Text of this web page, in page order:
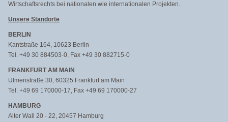
Wirtschaftsrechts bei nationalen wie internationalen Projekten.
Unsere Standorte
BERLIN
Kantstraße 164, 10623 Berlin
Tel. +49 30 884503-0, Fax +49 30 882715-0
FRANKFURT AM MAIN
Ulmenstraße 30, 60325 Frankfurt am Main
Tel. +49 69 170000-17, Fax +49 69 170000-27
HAMBURG
Alter Wall 20 - 22, 20457 Hamburg